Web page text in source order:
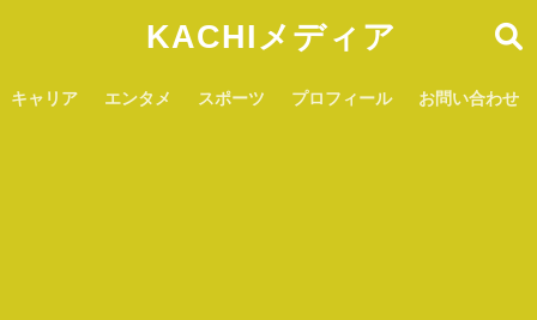
KACHIメディア
キャリア エンタメ スポーツ プロフィール お問い合わせ